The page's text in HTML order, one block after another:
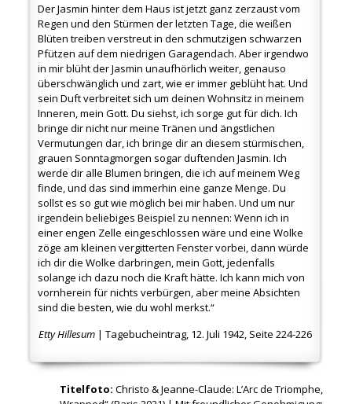
Der Jasmin hinter dem Haus ist jetzt ganz zerzaust vom
Regen und den Stürmen der letzten Tage, die weißen
Blüten treiben verstreut in den schmutzigen schwarzen
Pfützen auf dem niedrigen Garagendach. Aber irgendwo
in mir blüht der Jasmin unaufhörlich weiter, genauso
überschwänglich und zart, wie er immer geblüht hat. Und
sein Duft verbreitet sich um deinen Wohnsitz in meinem
Inneren, mein Gott. Du siehst, ich sorge gut für dich. Ich
bringe dir nicht nur meine Tränen und ängstlichen
Vermutungen dar, ich bringe dir an diesem stürmischen,
grauen Sonntagmorgen sogar duftenden Jasmin. Ich
werde dir alle Blumen bringen, die ich auf meinem Weg
finde, und das sind immerhin eine ganze Menge. Du
sollst es so gut wie möglich bei mir haben. Und um nur
irgendein beliebiges Beispiel zu nennen: Wenn ich in
einer engen Zelle eingeschlossen wäre und eine Wolke
zöge am kleinen vergitterten Fenster vorbei, dann würde
ich dir die Wolke darbringen, mein Gott, jedenfalls
solange ich dazu noch die Kraft hätte. Ich kann mich von
vornherein für nichts verbürgen, aber meine Absichten
sind die besten, wie du wohl merkst.“
Etty Hillesum | Tagebucheintrag, 12. Juli 1942, Seite 224-226
Titelfoto: Christo & Jeanne-Claude: L’Arc de Triomphe,